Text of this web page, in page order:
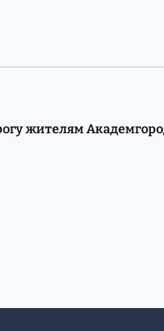
жителям